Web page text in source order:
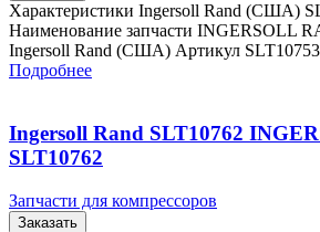
Характеристики Ingersoll Rand (США)
Наименование запчасти INGERSOLL
Ingersoll Rand (США) Артикул SLT10753
Подробнее
Ingersoll Rand SLT10762
SLT10762
Запчасти для компрессоров
Заказать